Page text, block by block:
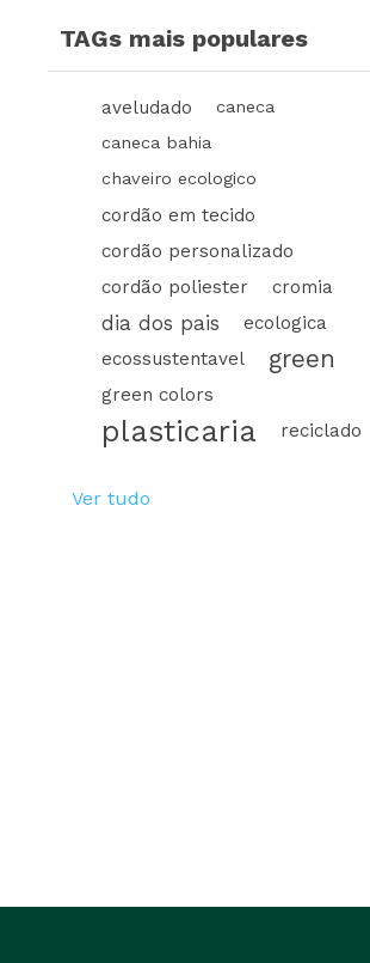
TAGs mais populares
aveludado
caneca
caneca bahia
chaveiro ecologico
cordão em tecido
cordão personalizado
cordão poliester
cromia
dia dos pais
ecologica
ecossustentavel
green
green colors
plasticaria reciclado
Ver tudo